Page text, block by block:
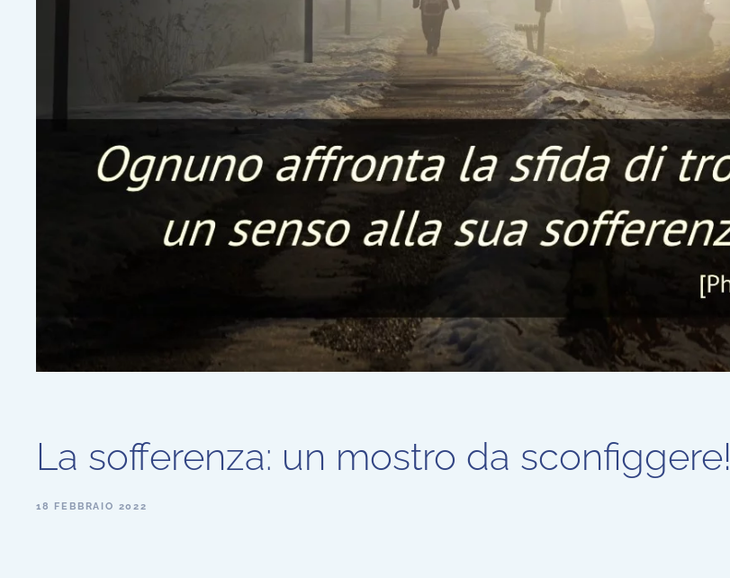
La sofferenza: un mostro da sconfiggere!
18 FEBBRAIO 2022